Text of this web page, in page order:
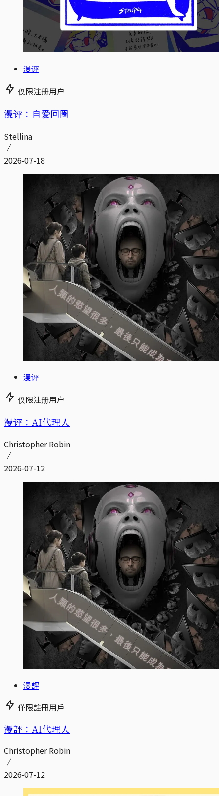
漫评
仅限注册用户
漫评：自爱回圈
Stellina
2026-07-18
漫评
仅限注册用户
漫评：AI代理人
Christopher Robin
2026-07-12
漫評
僅限註冊用戶
漫評：AI代理人
Christopher Robin
2026-07-12